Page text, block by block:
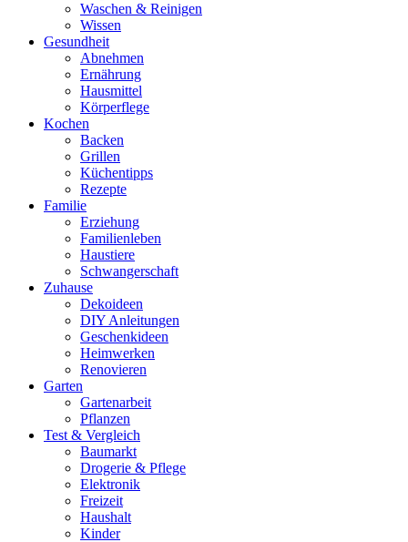
Waschen & Reinigen
Wissen
Gesundheit
Abnehmen
Ernährung
Hausmittel
Körperflege
Kochen
Backen
Grillen
Küchentipps
Rezepte
Familie
Erziehung
Familienleben
Haustiere
Schwangerschaft
Zuhause
Dekoideen
DIY Anleitungen
Geschenkideen
Heimwerken
Renovieren
Garten
Gartenarbeit
Pflanzen
Test & Vergleich
Baumarkt
Drogerie & Pflege
Elektronik
Freizeit
Haushalt
Kinder